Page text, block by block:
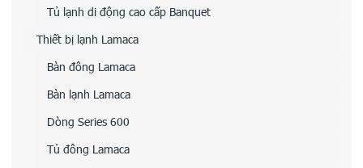
Tủ lạnh di động cao cấp Banquet
Thiết bị lạnh Lamaca
Bàn đông Lamaca
Bàn lạnh Lamaca
Dòng Series 600
Tủ đông Lamaca